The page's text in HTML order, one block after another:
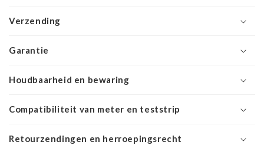
Verzending
Garantie
Houdbaarheid en bewaring
Compatibiliteit van meter en teststrip
Retourzendingen en herroepingsrecht